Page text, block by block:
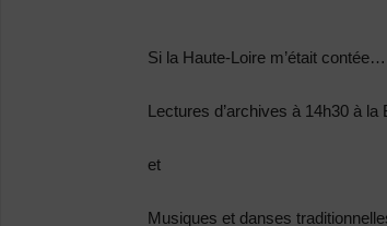
Si la Haute-Loire m’était contée…
Lectures d’archives à 14h30 à
et
Musiques et danses